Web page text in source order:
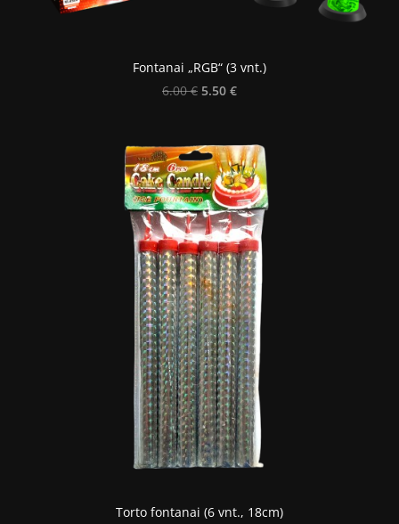
Fontanai „RGB“ (3 vnt.)
6.00 € 5.50 €
Torto fontanai (6 vnt., 18cm)